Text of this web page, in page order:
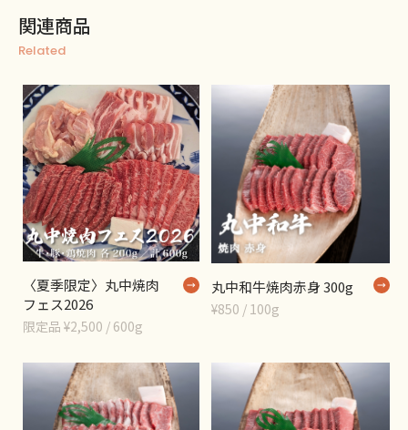
関連商品
Related
〈夏季限定〉丸中焼肉
フェス2026
限定品 ¥2,500 / 600g
丸中和牛焼肉赤身 300g
¥850 / 100g